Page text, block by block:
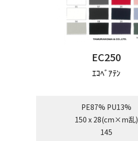
EC250
ｴｺﾍﾞｱﾃﾝ
PE87% PU13%
150 x 28(cm×m乱)
145